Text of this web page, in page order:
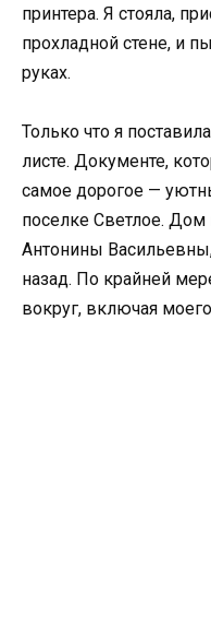
принтера. Я стояла,
прохладной стене, и
руках.
Только что я
листе. Документе,
самое дорогое —
поселке Светлое.
Антонины
назад. По крайней
вокруг, включая